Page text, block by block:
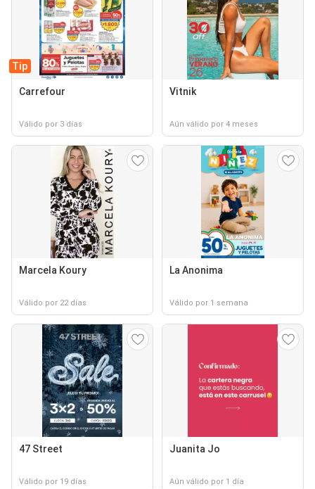
Tip
Carrefour
Válido por 3 días
Vitnik
Aún válido por 4 meses
Marcela Koury
Válido por 22 días
La Anonima
Válido por 1 semana
47 Street
Válido por 19 días
Juanita Jo
Aún válido por 1 día